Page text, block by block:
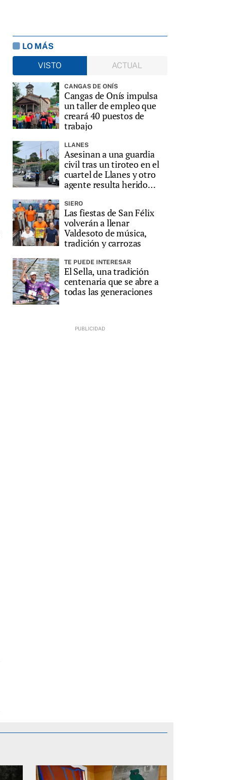
LO MÁS
VISTO
ACTUAL
CANGAS DE ONÍS
Cangas de Onís impulsa
un taller de empleo que
creará 40 puestos de
trabajo
LLANES
Asesinan a una guardia
civil tras un tiroteo en el
cuartel de Llanes y otro
agente resulta herido
SIERO
Las fiestas de San Félix
volverán a llenar
Valdesoto de música,
tradición y carrozas
TE PUEDE INTERESAR
El Sella, una tradición
centenaria que se abre a
todas las generaciones